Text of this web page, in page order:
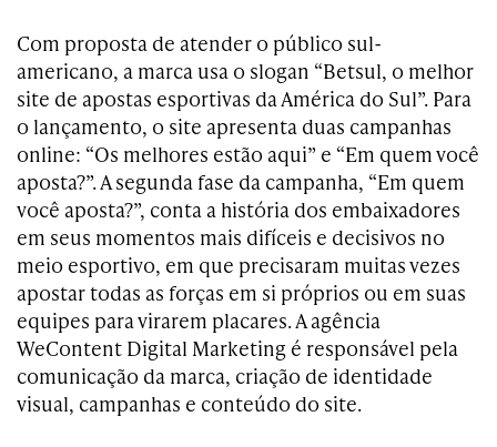
Com proposta de atender o público sul-
americano, a marca usa o slogan “Betsul, o melhor
site de apostas esportivas da América do Sul”. Para
o lançamento, o site apresenta duas campanhas
online: “Os melhores estão aqui” e “Em quem você
aposta?”. A segunda fase da campanha, “Em quem
você aposta?”, conta a história dos embaixadores
em seus momentos mais difíceis e decisivos no
meio esportivo, em que precisaram muitas vezes
apostar todas as forças em si próprios ou em suas
equipes para virarem placares. A agência
WeContent Digital Marketing é responsável pela
comunicação da marca, criação de identidade
visual, campanhas e conteúdo do site.